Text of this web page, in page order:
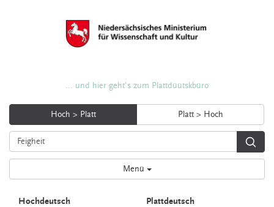
... und hier geht's zum Plattdüütskbüro
Hoch > Platt Platt > Hoch
Menü
Hochdeutsch Plattdeutsch